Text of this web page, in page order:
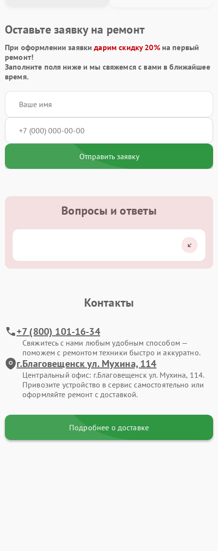
Оставьте заявку на ремонт
При оформлении заявкидарим скидку 20%на первый
ремонт!
Заполните поля ниже и мы свяжемся с вами в ближайшее
время.
Отправить заявку
Вопросы и ответы
Контакты
+7 (800) 101-16-34
Свяжитесь с нами любым удобным способом —
поможем с ремонтом техники быстро и аккуратно.
г.Благовещенск ул. Мухина, 114
Центральный офис: г.Благовещенск ул. Мухина, 114.
Привозите устройство в сервис самостоятельно или
оформляйте ремонт с доставкой.
Подробнее о доставке